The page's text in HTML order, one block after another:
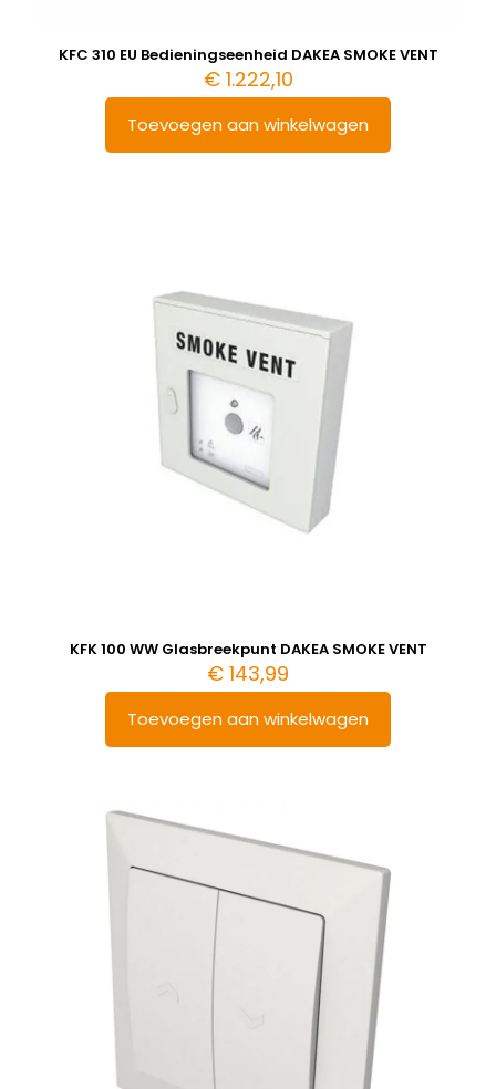
KFC 310 EU Bedieningseenheid DAKEA SMOKE VENT
€1.222,10
Toevoegen aan winkelwagen
KFK 100 WW Glasbreekpunt DAKEA SMOKE VENT
€ 143,99
Toevoegen aan winkelwagen